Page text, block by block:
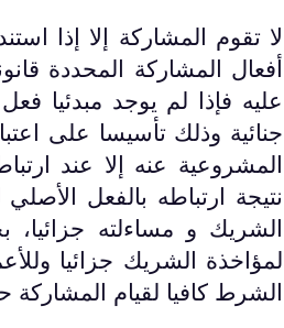
لا تقوم المشاركة إلا إذا
أفعال المشاركة المحددة
عليه فإذا لم يوجد مبدئيا
جنائية وذلك تأسيسا على
المشروعية عنه إلا عند
نتيجة ارتباطه بالفعل
الشريك و مساءلته
لمؤاخذة الشريك جزائيا
الشرط كافيا لقيام